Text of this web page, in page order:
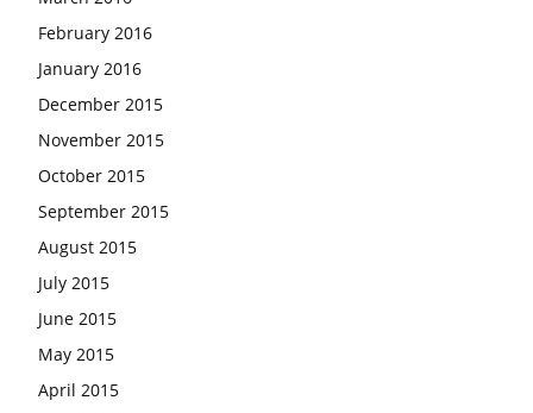
February 2016
January 2016
December 2015
November 2015
October 2015
September 2015
August 2015
July 2015
June 2015
May 2015
April 2015